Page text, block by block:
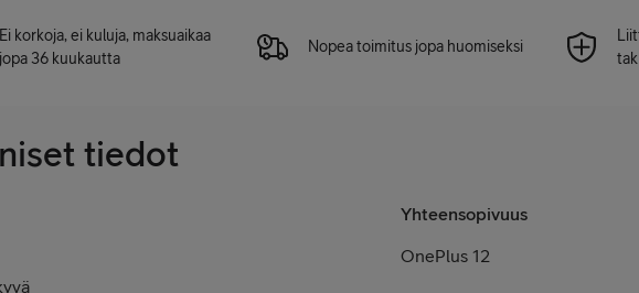
Ei korkoja, ei kuluja, maksuaikaa
jopa 36 kuukautta
Nopea toimitus jopa huomiseksi
tiedot
Yhteensopivuus
OnePlus 12